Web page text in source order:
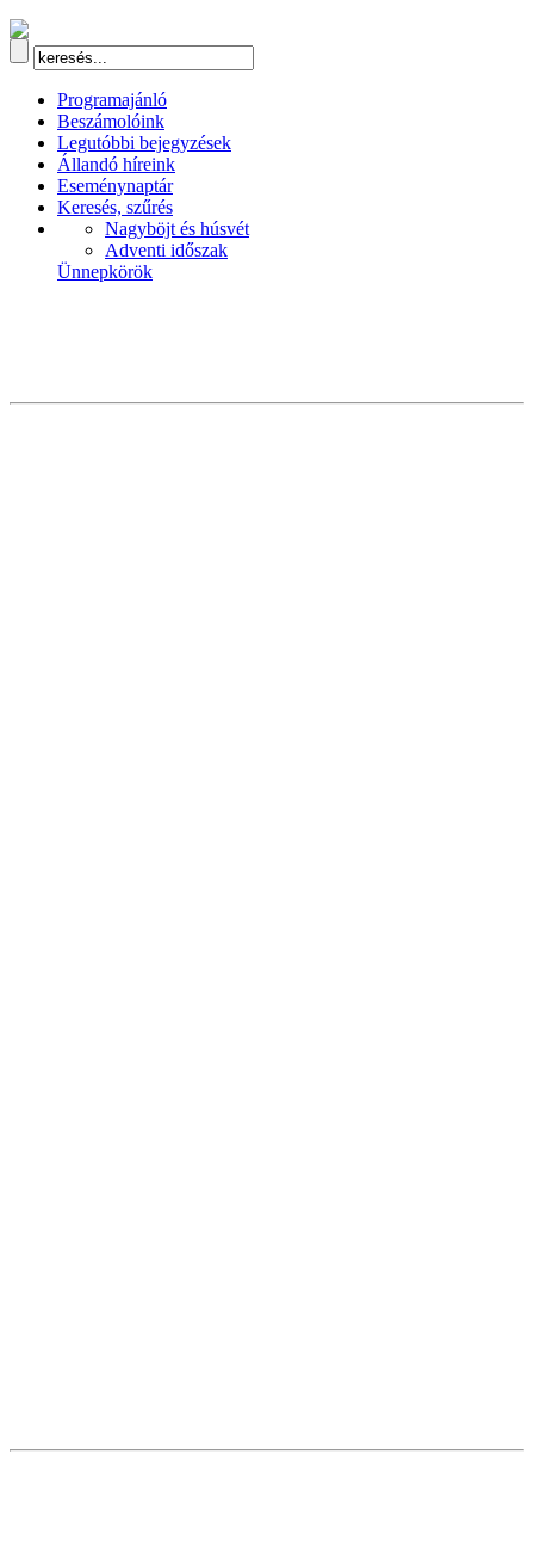
Programajánló
Beszámolóink
Legutóbbi bejegyzések
Állandó híreink
Eseménynaptár
Keresés, szűrés
Nagyböjt és húsvét
Adventi időszak
Ünnepkörök